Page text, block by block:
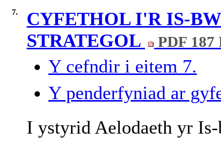
7.
CYFETHOL I'R IS-
STRATEGOL
PDF 187
Y cefndir i eitem 7.
Y penderfyniad ar
I ystyrid Aelodaeth yr